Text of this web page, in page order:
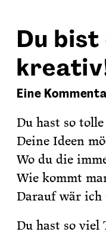
Du bist
Eine
Du hast so
Deine Ideen
Wo du die
Wie kommt
Darauf wär ich
Du hast so viel